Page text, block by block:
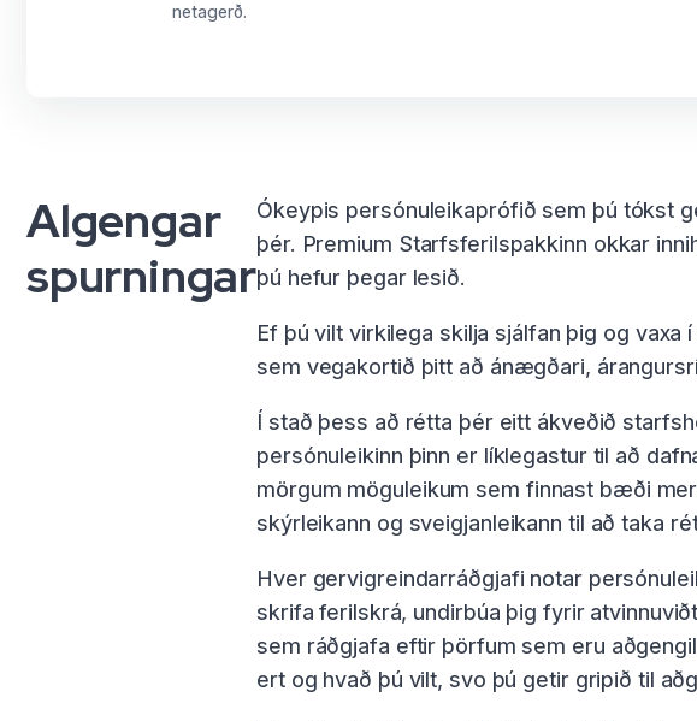
netagerð.
Algengar
spurningar
Ókeypis persónuleikaprófið sem þú tókst
þér. Premium Starfsferilspakkinn okkar
þú hefur þegar lesið.
Ef þú vilt virkilega skilja sjálfan þig og
sem vegakortið þitt að ánægðari,
Í stað þess að rétta þér eitt ákveðið
persónuleikinn þinn er líklegastur til að
mörgum möguleikum sem finnast bæði
skýrleikann og sveigjanleikann til að taka
Hver gervigreindarráðgjafi notar
skrifa ferilskrá, undirbúa þig fyrir
sem ráðgjafa eftir þörfum sem eru
ert og hvað þú vilt, svo þú getir gripið til